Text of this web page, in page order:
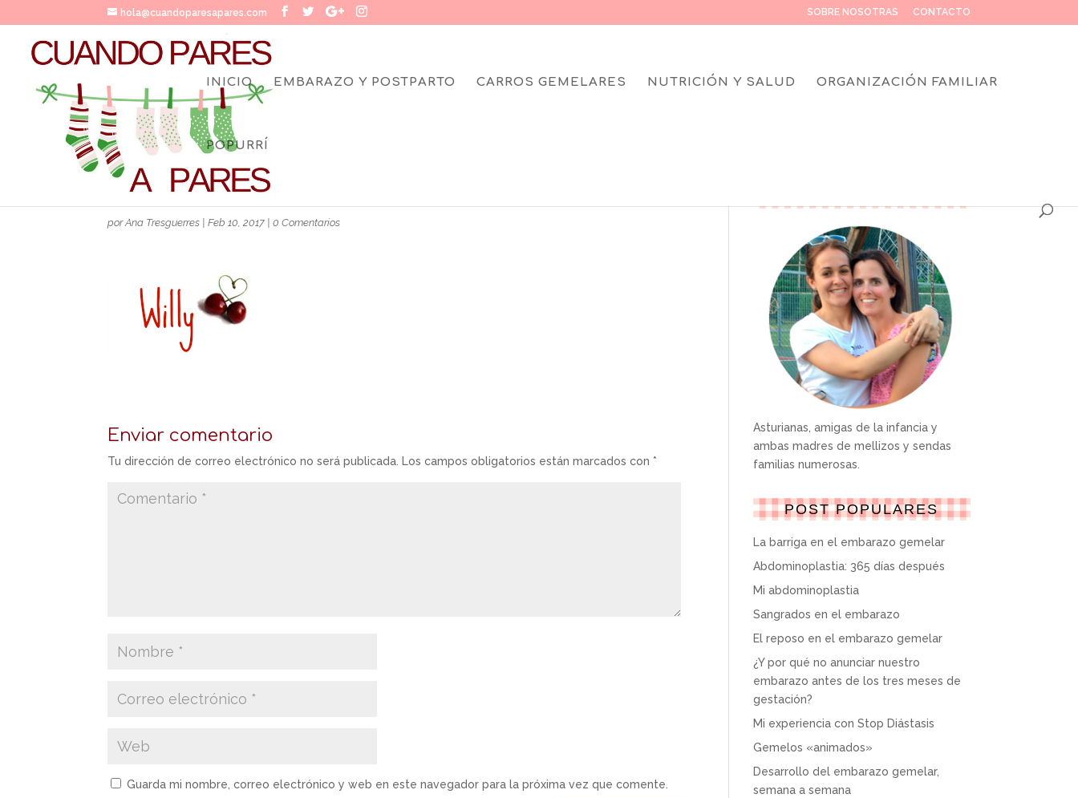
hola@cuandoparesapares.com SOBRE NOSOTRAS CONTACTO
INICIO EMBARAZO Y POSTPARTO CARROS GEMELARES NUTRICIÓN Y SALUD ORGANIZACIÓN FAMILIAR
POPURRÍ
FIRMAWILLYCHERRIES
porAna Tresguerres |Feb 10, 2017 |0 Comentarios
Enviar comentario
Tu dirección de correo electrónico no será publicada. Los campos obligatorios están marcados con *
Guarda mi nombre, correo electrónico y web en este navegador para la próxima vez que comente.
Asturianas, amigas de la infancia y
ambas madres de mellizos y sendas
familias numerosas.
POST POPULARES
La barriga en el embarazo gemelar
Abdominoplastia: 365 días después
Mi abdominoplastia
Sangrados en el embarazo
El reposo en el embarazo gemelar
¿Y por qué no anunciar nuestro
embarazo antes de los tres meses de
gestación?
Mi experiencia con Stop Diástasis
Gemelos «animados»
Desarrollo del embarazo gemelar,
semana a semana